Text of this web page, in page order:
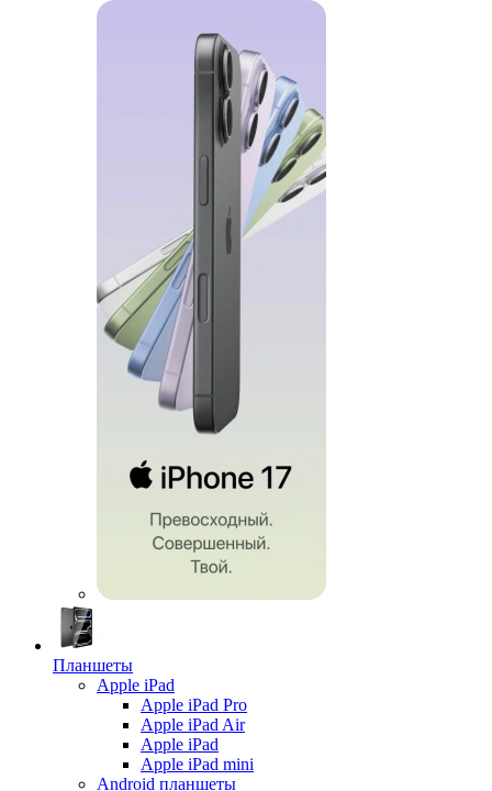
Планшеты
Apple iPad
Apple iPad Pro
Apple iPad Air
Apple iPad
Apple iPad mini
Android планшеты